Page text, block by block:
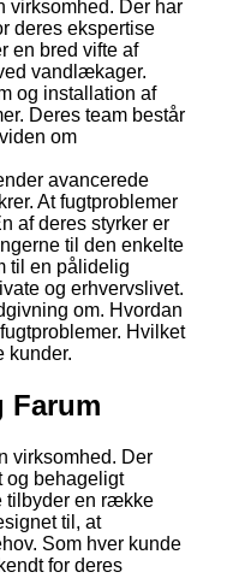
virksomhed. Der har
deres ekspertise
en bred vifte af
vandlækager.
og installation af
Deres team består
om
avancerede
At fugtproblemer
af deres styrker er
til den enkelte
til en pålidelig
og erhvervslivet.
om. Hvordan
Hvilket
kunder.
Farum
virksomhed. Der
og behageligt
tilbyder en række
til, at
Som hver kunde
for deres